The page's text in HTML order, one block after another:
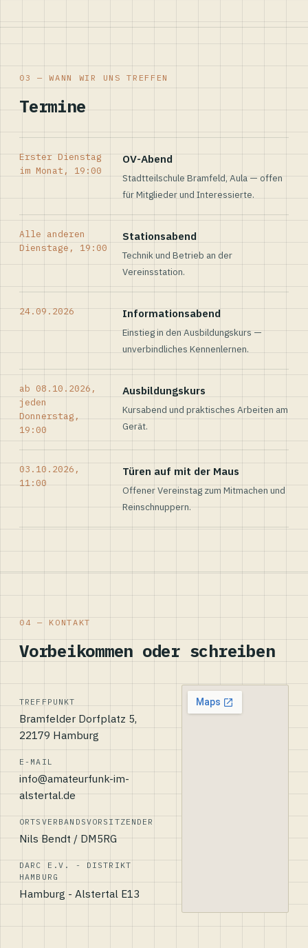
03 — WANN WIR UNS TREFFEN
Termine
Erster Dienstag
im Monat, 19:00
OV-Abend
Stadtteilschule Bramfeld, Aula — offen
für Mitglieder und Interessierte.
Alle anderen
Dienstage, 19:00
Stationsabend
Technik und Betrieb an der
Vereinsstation.
24.09.2026 Informationsabend
Einstieg in den Ausbildungskurs —
unverbindliches Kennenlernen.
ab 08.10.2026,
jeden
Donnerstag,
19:00
Ausbildungskurs
Kursabend und praktisches Arbeiten am
Gerät.
03.10.2026,
11:00
Türen auf mit der Maus
Offener Vereinstag zum Mitmachen und
Reinschnuppern.
04 — KONTAKT
Vorbeikommen oder schreiben
TREFFPUNKT
Bramfelder Dorfplatz 5,
22179 Hamburg
E-MAIL
info@amateurfunk-im-
alstertal.de
ORTSVERBANDSVORSITZENDER
Nils Bendt / DM5RG
DARC E.V. - DISTRIKT
HAMBURG
Hamburg - Alstertal E13